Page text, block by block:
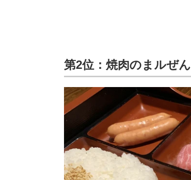
第2位：焼肉のまルぜん